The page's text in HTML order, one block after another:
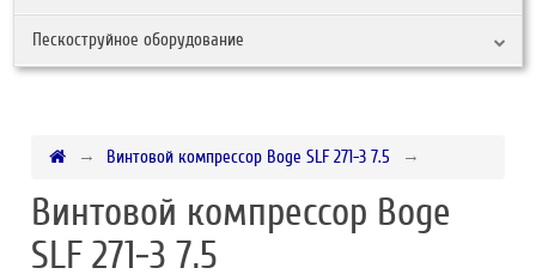
Пескоструйное оборудование
Винтовой компрессор Boge SLF 271-3 7.5
Винтовой компрессор Boge
SLF 271-3 7.5